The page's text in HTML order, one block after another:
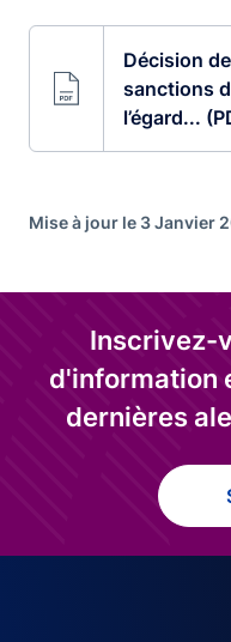
Décision
sanctions
l’égard...
Mise à jour le 3 Janvier
Inscrivez-
d'information
dernières